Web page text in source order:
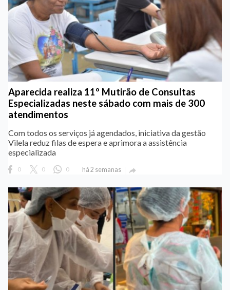
Aparecida realiza 11º Mutirão de Consultas
Especializadas neste sábado com mais de 300
atendimentos
Com todos os serviços já agendados, iniciativa da gestão
Vilela reduz filas de espera e aprimora a assistência
especializada
0 0 0 há 2 semanas 